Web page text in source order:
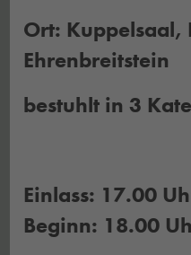
Ort: Kuppelsaal,
Ehrenbreitstein
bestuhlt in 3
Einlass: 17.00
Beginn: 18.00